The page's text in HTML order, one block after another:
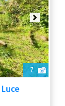
7
Next